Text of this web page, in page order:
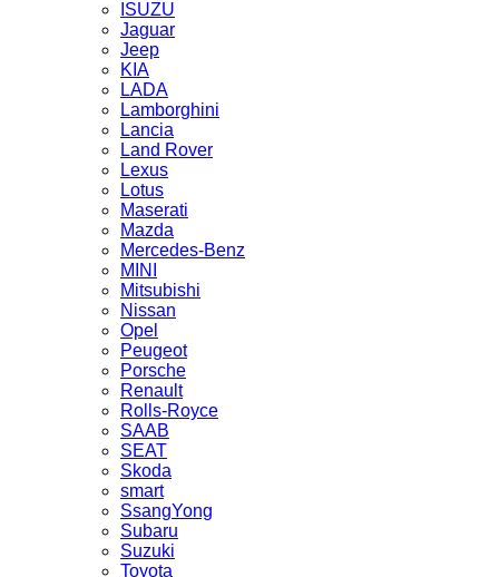
ISUZU
Jaguar
Jeep
KIA
LADA
Lamborghini
Lancia
Land Rover
Lexus
Lotus
Maserati
Mazda
Mercedes-Benz
MINI
Mitsubishi
Nissan
Opel
Peugeot
Porsche
Renault
Rolls-Royce
SAAB
SEAT
Skoda
smart
SsangYong
Subaru
Suzuki
Toyota